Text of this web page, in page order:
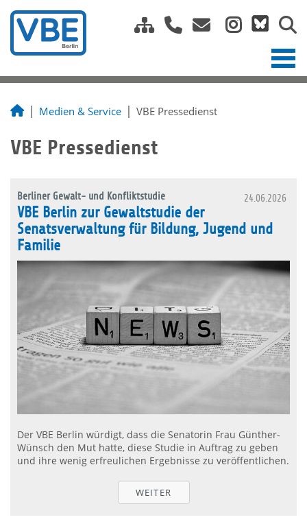
Medien & Service VBE Pressedienst
VBE Pressedienst
24.06.2026
Berliner Gewalt- und Konfliktstudie
VBE Berlin zur Gewaltstudie der
Senatsverwaltung für Bildung, Jugend und
Familie
Der VBE Berlin würdigt, dass die Senatorin Frau Günther-
Wünsch den Mut hatte, diese Studie in Auftrag zu geben
und ihre wenig erfreulichen Ergebnisse zu veröffentlichen.
WEITER